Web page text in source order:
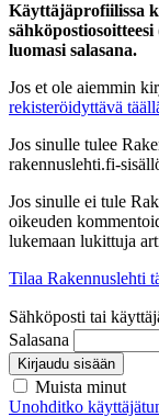
Käyttäjäprofiilissa
luomasi salasana.
Jos et ole aiemmin
rekisteröidyttävä
Jos sinulle tulee
rakennuslehti.fi-
Jos sinulle ei tule
oikeuden
lukemaan lukittuja
Tilaa Rakennuslehti
Sähköposti tai
Salasana
Kirjaudu sisään
Muista minut
Unohditko